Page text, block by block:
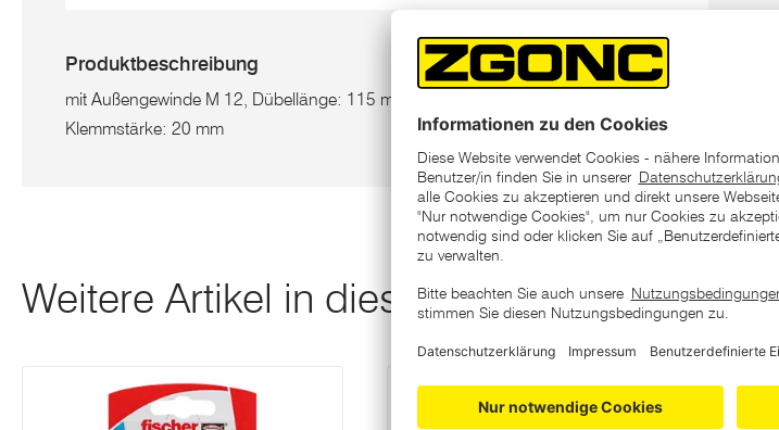
Produktbeschreibung
mit Außengewinde M 12, Dübellänge: 115 mm, Mindest-Bohrlochtiefe: 90 mm,
Klemmstärke: 20 mm
Weitere Artikel in dieser Kategorie